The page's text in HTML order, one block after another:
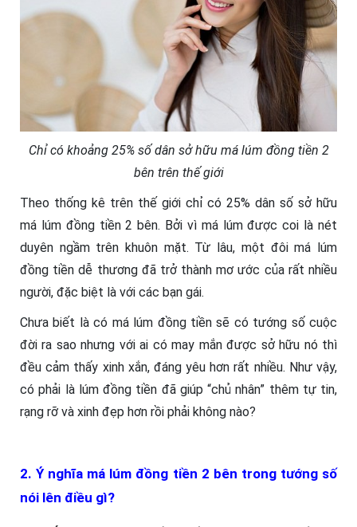
Chỉ có khoảng 25% số dân sở hữu má lúm đồng tiền 2
bên trên thế giới
Theo thống kê trên thế giới chỉ có 25% dân số sở hữu
má lúm đồng tiền 2 bên. Bởi vì má lúm được coi là nét
duyên ngầm trên khuôn mặt. Từ lâu, một đôi má lúm
đồng tiền dễ thương đã trở thành mơ ước của rất nhiều
người, đặc biệt là với các bạn gái.
Chưa biết là có má lúm đồng tiền sẽ có tướng số cuộc
đời ra sao nhưng với ai có may mắn được sở hữu nó thì
đều cảm thấy xinh xắn, đáng yêu hơn rất nhiều. Như vậy,
có phải là lúm đồng tiền đã giúp “chủ nhân” thêm tự tin,
rạng rỡ và xinh đẹp hơn rồi phải không nào?
2. Ý nghĩa má lúm đồng tiền 2 bên trong tướng số
nói lên điều gì?